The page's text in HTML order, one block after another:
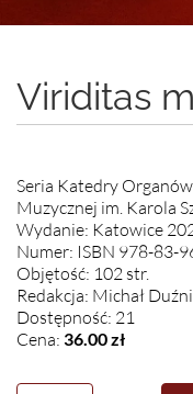
Viriditas
Seria Katedry
Muzycznej im. Karola
Wydanie: Katowice
Numer: ISBN 978-83-
Objętość: 102 str.
Redakcja: Michał
Dostępność: 21
Cena: 36.00 zł